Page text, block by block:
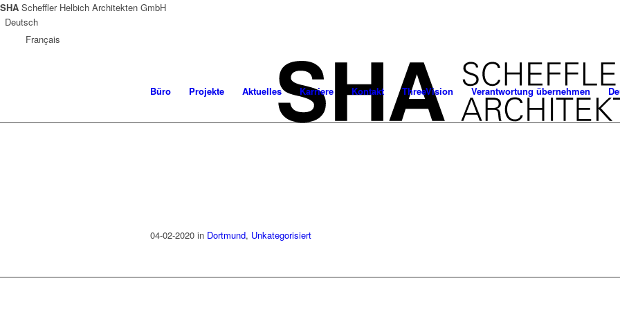
SHA Scheffler Helbich Architekten GmbH
Deutsch
Français
Büro Projekte Aktuelles Karriere Kontakt ThreeVision Verantwortung übernehmen
04-02-2020 in Dortmund, Unkategorisiert